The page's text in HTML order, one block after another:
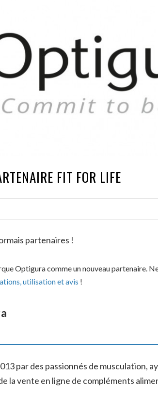
FIT FOR LIFE
partenaires !
Optigura comme un nouveau partenaire.
utilisation et avis !
par des passionnés de musculation,
la vente en ligne de compléments